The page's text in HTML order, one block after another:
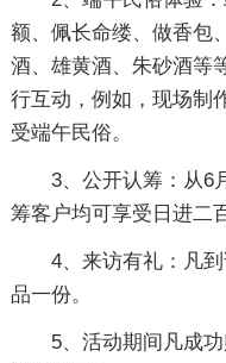
额、佩长命缕、做香包
酒、雄黄酒、朱砂酒等
行互动，例如，现场制
受端午民俗。
3、公开认筹：从6
筹客户均可享受日进二
4、来访有礼：凡
品一份。
5、活动期间凡成